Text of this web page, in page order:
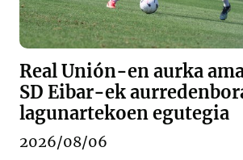
Real Unión-en aurka
SD Eibar-ek
lagunartekoen egutegia
2026/08/06